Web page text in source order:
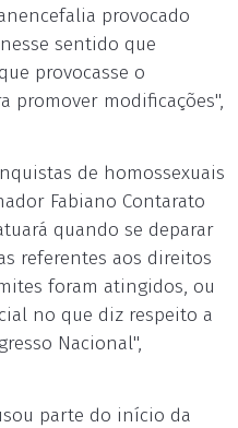
provocado
sentido que
provocasse o
promover modificações",
de homossexuais
Fabiano Contarato
quando se deparar
referentes aos direitos
foram atingidos, ou
no que diz respeito a
Nacional",
parte do início da